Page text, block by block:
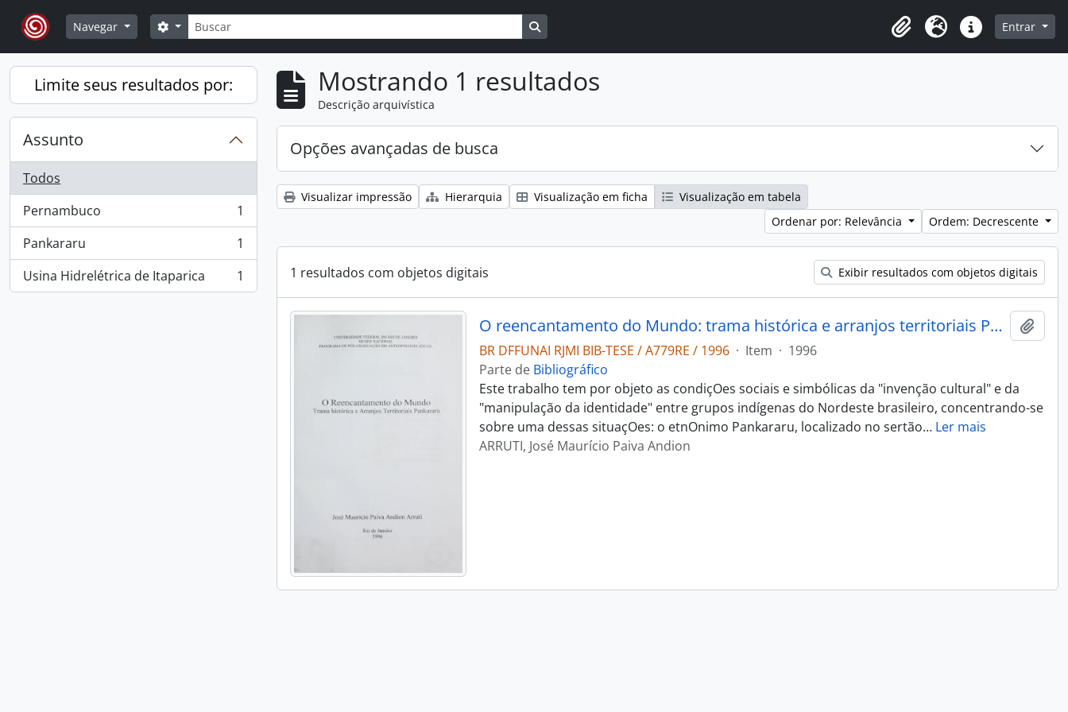
Skip to main content
Navegar
Buscar
Opções de busca
Área de Transferência
Idioma Atalhos Entrar
Limite seus resultados por:
Assunto
Todos
Pernambuco
, 1 resultados
1
Pankararu
, 1 resultados
1
Usina Hidrelétrica de Itaparica
, 1 resultados 1
Mostrando 1 resultados
Descrição arquivística
Opções avançadas de busca
Visualizar impressão Hierarquia Visualização em ficha
Visualização em tabela
Ordenar por: Relevância
Ordem: Decrescente
1 resultados com objetos digitais Exibir resultados com objetos digitais
O reencantamento do Mundo: trama histórica e arranjos territoriais Pankararu
BR DFFUNAI RJMI BIB-TESE / A779RE / 1996 · Item · 1996
Parte de Bibliográfico
Este trabalho tem por objeto as condiçOes sociais e simbólicas da "invenção cultural" e da
"manipulação da identidade" entre grupos indígenas do Nordeste brasileiro, concentrando-se
sobre uma dessas situaçOes: o etnOnimo Pankararu, localizado no sertão… Ler mais
ARRUTI, José Maurício Paiva Andion